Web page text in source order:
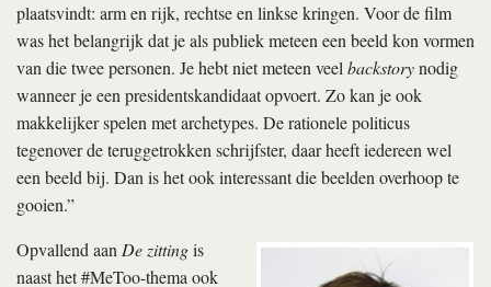
plaatsvindt: arm en rijk, rechtse en linkse kringen. Voor de film
was het belangrijk dat je als publiek meteen een beeld kon vormen
van die twee personen. Je hebt niet meteen veel backstorynodig
wanneer je een presidentskandidaat opvoert. Zo kan je ook
makkelijker spelen met archetypes. De rationele politicus
tegenover de teruggetrokken schrijfster, daar heeft iedereen wel
een beeld bij. Dan is het ook interessant die beelden overhoop te
gooien.”
Opvallend aan De zittingis
naast het #MeToo-thema ook